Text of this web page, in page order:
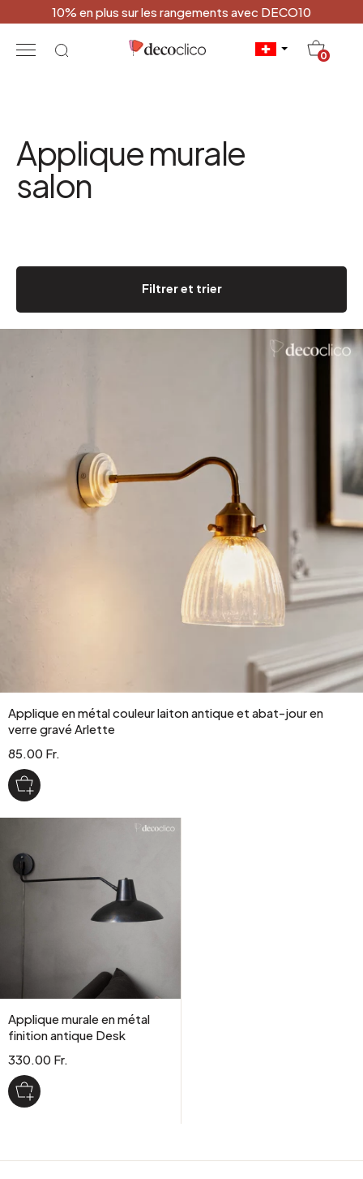
10% en plus sur les rangements avec DECO10
0
Applique murale
salon
Filtrer et trier
Applique en métal couleur laiton antique et abat-jour en
verre gravé Arlette
85.00 Fr.
Applique murale en métal
finition antique Desk
330.00 Fr.